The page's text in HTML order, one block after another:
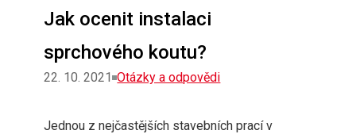
Jak ocenit instalaci
sprchového koutu?
22. 10. 2021 Rubriky
Otázky a odpovědi
Jednou z nejčastějších stavebních prací v